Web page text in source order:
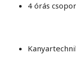
4 órás